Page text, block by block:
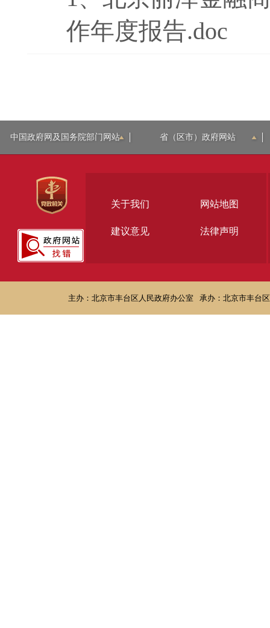
作年度报告.doc
中国政府网及国务院部门网站 省（区市）政府网站
关于我们 网站地图
建议意见 法律声明
主办：北京市丰台区人民政府办公室 承办：北京市丰台